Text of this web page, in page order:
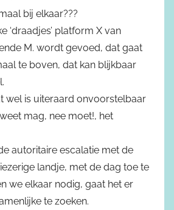
bij elkaar???
‘draadjes’ platform X van
M. wordt gevoed, dat gaat
te boven, dat kan blijkbaar
wel is uiteraard onvoorstelbaar
mag, nee moet!, het
autoritaire escalatie met de
landje, met de dag toe te
we elkaar nodig, gaat het er
te zoeken.